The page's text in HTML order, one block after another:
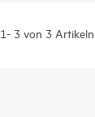
1- 3 von 3